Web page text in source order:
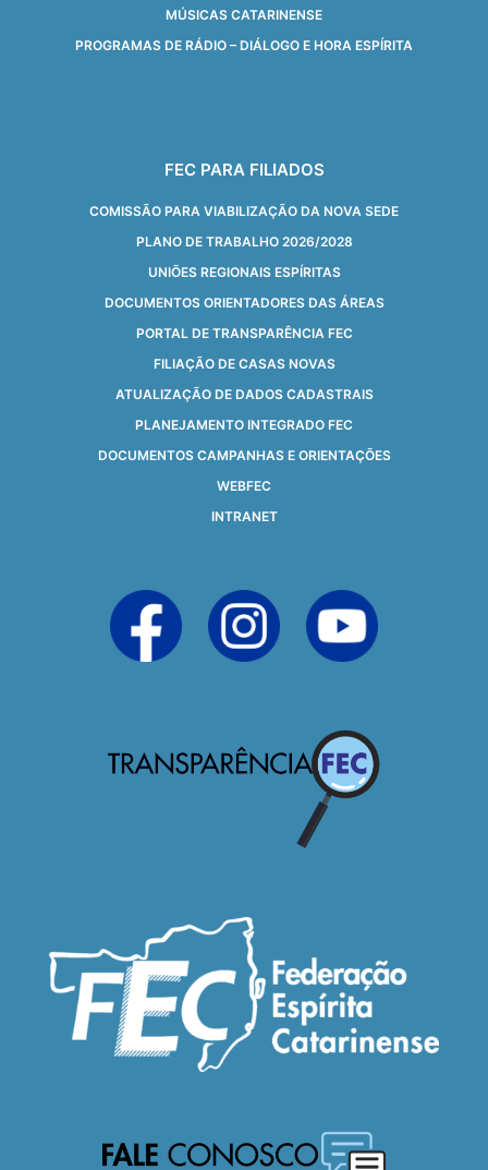
MÚSICAS CATARINENSE
PROGRAMAS DE RÁDIO – DIÁLOGO E HORA ESPÍRITA
FEC PARA FILIADOS
COMISSÃO PARA VIABILIZAÇÃO DA NOVA SEDE
PLANO DE TRABALHO 2026/2028
UNIÕES REGIONAIS ESPÍRITAS
DOCUMENTOS ORIENTADORES DAS ÁREAS
PORTAL DE TRANSPARÊNCIA FEC
FILIAÇÃO DE CASAS NOVAS
ATUALIZAÇÃO DE DADOS CADASTRAIS
PLANEJAMENTO INTEGRADO FEC
DOCUMENTOS CAMPANHAS E ORIENTAÇÕES
WEBFEC
INTRANET